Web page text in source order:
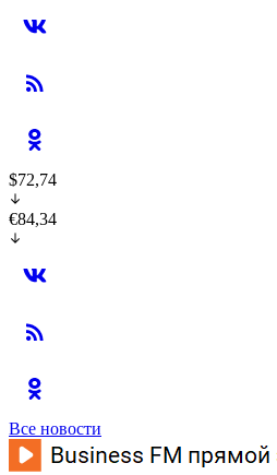
$72,74
€84,34
Все новости